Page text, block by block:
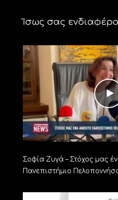
Ίσως σας
Σοφία Ζυγά – Στόχος μας
Πανεπιστήμιο